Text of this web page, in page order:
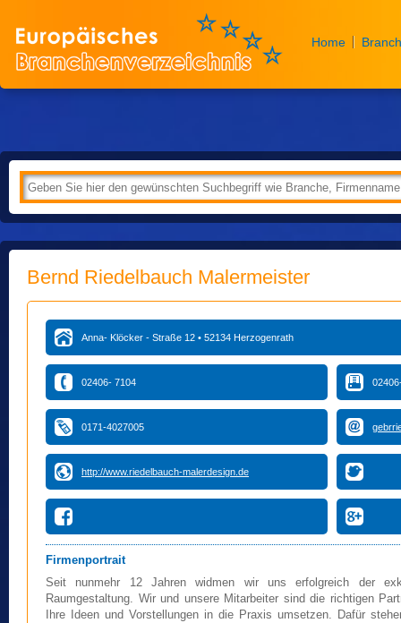
Home
Bernd Riedelbauch Malermeister
Anna- Klöcker - Straße 12 • 52134 Herzogenrath
02406- 7104
0171-4027005
http://www.riedelbauch-malerdesign.de
Firmenportrait
Seit nunmehr 12 Jahren widmen wir uns erfolgreich der
Raumgestaltung. Wir und unsere Mitarbeiter sind die richtigen
Ihre Ideen und Vorstellungen in die Praxis umsetzen. Dafür